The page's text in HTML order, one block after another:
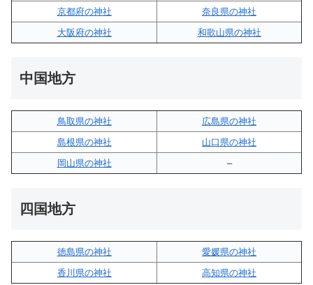
京都府の神社
奈良県の神社
大阪府の神社
和歌山県の神社
中国地方
鳥取県の神社
広島県の神社
島根県の神社
山口県の神社
岡山県の神社
–
四国地方
徳島県の神社
愛媛県の神社
香川県の神社
高知県の神社